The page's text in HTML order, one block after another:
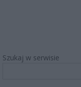
Szukaj w serwisie